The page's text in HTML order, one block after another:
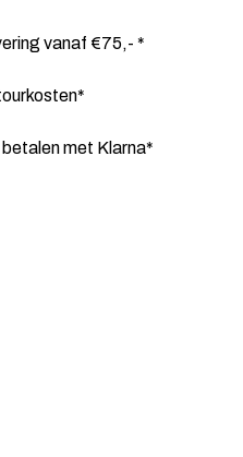
vanaf €75,- *
met Klarna*